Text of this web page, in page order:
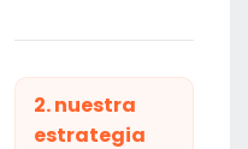
2. nuestra
estrategia